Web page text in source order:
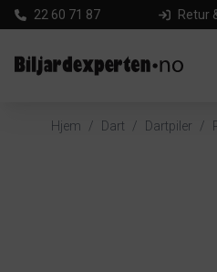
22 60 71 87 Retur
Hjem / Dart / Dartpiler /